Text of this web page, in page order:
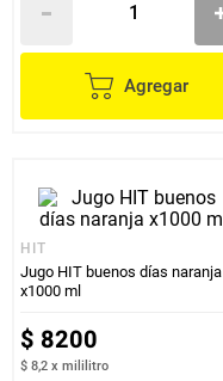
Agregar
HIT
Jugo HIT buenos días naranja
x1000 ml
$ 8200
$ 8,2 x mililitro